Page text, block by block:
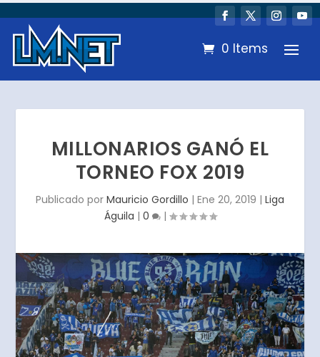
0 Items
MILLONARIOS GANÓ EL
TORNEO FOX 2019
Publicado por Mauricio Gordillo | Ene 20, 2019 | Liga
Águila | 0 |